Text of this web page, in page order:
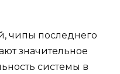
чипы последнего
значительное
системы в